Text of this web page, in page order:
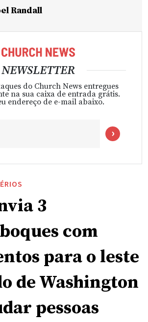
Randall
NEWSLETTER
do Church News entregues
na sua caixa de entrada grátis.
endereço de e-mail abaixo.
3
com
para o leste
de Washington
pessoas